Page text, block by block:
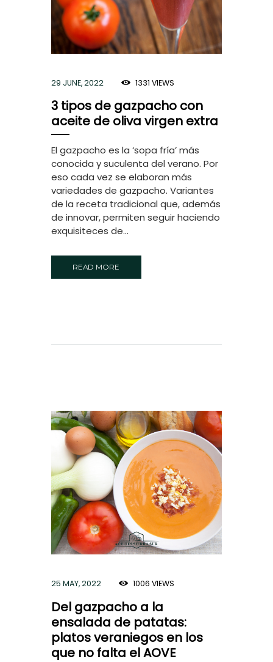
29 JUNE, 2022 1331 VIEWS
3 tipos de gazpacho con
aceite de oliva virgen extra
El gazpacho es la ‘sopa fría’ más
conocida y suculenta del verano. Por
eso cada vez se elaboran más
variedades de gazpacho. Variantes
de la receta tradicional que, además
de innovar, permiten seguir haciendo
exquisiteces de...
READ MORE
25 MAY, 2022 1006 VIEWS
Del gazpacho a la
ensalada de patatas:
platos veraniegos en los
que no falta el AOVE